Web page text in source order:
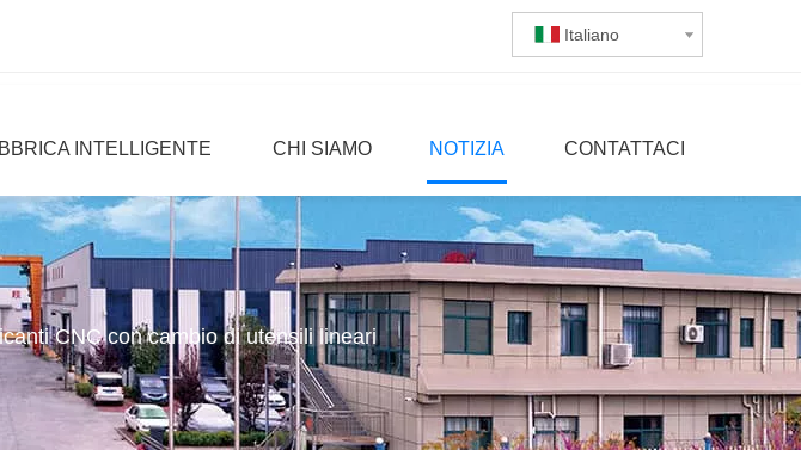
Italiano
INTELLIGENTE CHI SIAMO NOTIZIA CONTATTACI
CNC con cambio di utensili lineari